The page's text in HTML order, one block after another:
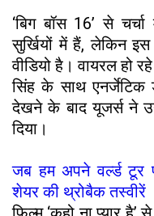
‘बिग बॉस 16’ से
सुर्खियों में हैं, लेकिन
वीडियो है। वायरल हो
सिंह के साथ एनर्जेटिक
देखने के बाद यूजर्स ने
दिया।
जब हम अपने वर्ल्ड टूर
शेयर की थ्रोबैक तस्वीरें